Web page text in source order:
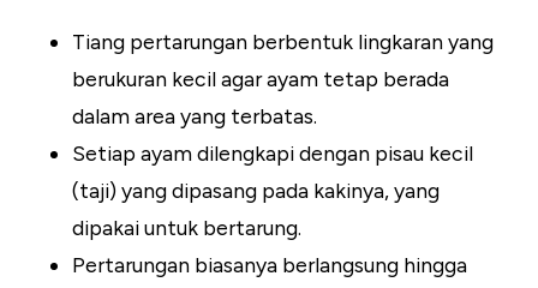
Tiang pertarungan berbentuk lingkaran yang
berukuran kecil agar ayam tetap berada
dalam area yang terbatas.
Setiap ayam dilengkapi dengan pisau kecil
(taji) yang dipasang pada kakinya, yang
dipakai untuk bertarung.
Pertarungan biasanya berlangsung hingga